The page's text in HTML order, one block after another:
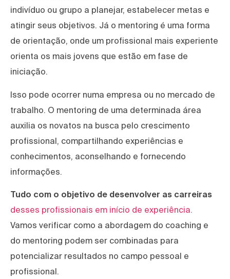
indivíduo ou grupo a planejar, estabelecer metas e
atingir seus objetivos. Já o mentoring é uma forma
de orientação, onde um profissional mais experiente
orienta os mais jovens que estão em fase de
iniciação.
Isso pode ocorrer numa empresa ou no mercado de
trabalho. O mentoring de uma determinada área
auxilia os novatos na busca pelo crescimento
profissional, compartilhando experiências e
conhecimentos, aconselhando e fornecendo
informações.
Tudo com o objetivo de desenvolver as carreiras
desses profissionais em início de experiência.
Vamos verificar como a abordagem do coaching e
do mentoring podem ser combinadas para
potencializar resultados no campo pessoal e
profissional.